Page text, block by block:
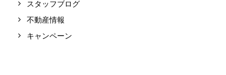
スタッフブログ
不動産情報
キャンペーン